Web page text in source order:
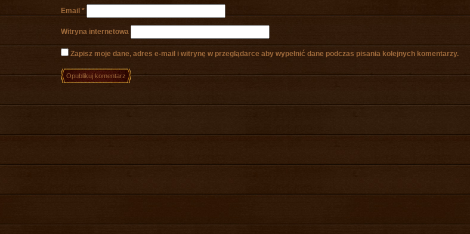
Email *
Witryna internetowa
Zapisz moje dane, adres e-mail i witrynę w przeglądarce aby wypełnić dane podczas pisania kolejnych komentarzy.